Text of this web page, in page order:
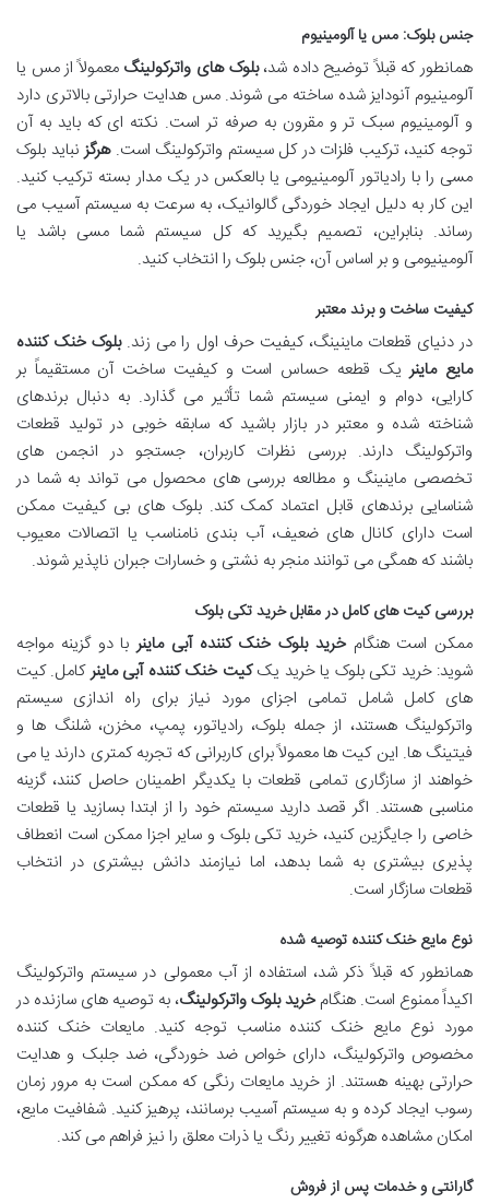
جنس بلوک: مس یا آلومینیوم
همانطور که قبلاً توضیح داده شد،بلوک های واترکولینگ معمولاً از مس یا
آلومینیوم آنودایز شده ساخته می شوند. مس هدایت حرارتی بالاتری دارد
و آلومینیوم سبک تر و مقرون به صرفه تر است. نکته ای که باید به آن
توجه کنید، ترکیب فلزات در کل سیستم واترکولینگ است.هرگزنباید بلوک
مسی را با رادیاتور آلومینیومی یا بالعکس در یک مدار بسته ترکیب کنید.
این کار به دلیل ایجاد خوردگی گالوانیک، به سرعت به سیستم آسیب می
رساند. بنابراین، تصمیم بگیرید که کل سیستم شما مسی باشد یا
آلومینیومی و بر اساس آن، جنس بلوک را انتخاب کنید.
کیفیت ساخت و برند معتبر
در دنیای قطعات ماینینگ، کیفیت حرف اول را می زند.بلوک خنک کننده
مایع ماینریک قطعه حساس است و کیفیت ساخت آن مستقیماً بر
کارایی، دوام و ایمنی سیستم شما تأثیر می گذارد. به دنبال برندهای
شناخته شده و معتبر در بازار باشید که سابقه خوبی در تولید قطعات
واترکولینگ دارند. بررسی نظرات کاربران، جستجو در انجمن های
تخصصی ماینینگ و مطالعه بررسی های محصول می تواند به شما در
شناسایی برندهای قابل اعتماد کمک کند. بلوک های بی کیفیت ممکن
است دارای کانال های ضعیف، آب بندی نامناسب یا اتصالات معیوب
باشند که همگی می توانند منجر به نشتی و خسارات جبران ناپذیر شوند.
بررسی کیت های کامل در مقابل خرید تکی بلوک
ممکن است هنگامخرید بلوک خنک کننده آبی ماینر با دو گزینه مواجه
شوید: خرید تکی بلوک یا خرید یککیت خنک کننده آبی ماینرکامل. کیت
های کامل شامل تمامی اجزای مورد نیاز برای راه اندازی سیستم
واترکولینگ هستند، از جمله بلوک، رادیاتور، پمپ، مخزن، شلنگ ها و
فیتینگ ها. این کیت ها معمولاً برای کاربرانی که تجربه کمتری دارند یا می
خواهند از سازگاری تمامی قطعات با یکدیگر اطمینان حاصل کنند، گزینه
مناسبی هستند. اگر قصد دارید سیستم خود را از ابتدا بسازید یا قطعات
خاصی را جایگزین کنید، خرید تکی بلوک و سایر اجزا ممکن است انعطاف
پذیری بیشتری به شما بدهد، اما نیازمند دانش بیشتری در انتخاب
قطعات سازگار است.
نوع مایع خنک کننده توصیه شده
همانطور که قبلاً ذکر شد، استفاده از آب معمولی در سیستم واترکولینگ
اکیداً ممنوع است. هنگامخرید بلوک واترکولینگ، به توصیه های سازنده در
مورد نوع مایع خنک کننده مناسب توجه کنید. مایعات خنک کننده
مخصوص واترکولینگ، دارای خواص ضد خوردگی، ضد جلبک و هدایت
حرارتی بهینه هستند. از خرید مایعات رنگی که ممکن است به مرور زمان
رسوب ایجاد کرده و به سیستم آسیب برسانند، پرهیز کنید. شفافیت مایع،
امکان مشاهده هرگونه تغییر رنگ یا ذرات معلق را نیز فراهم می کند.
گارانتی و خدمات پس از فروش